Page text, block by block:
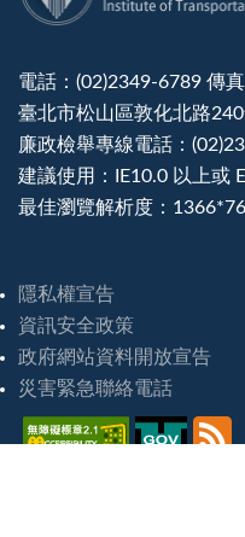
電話：(02)2349-6789 傳
臺北市松山區敦化北路
廉政檢舉專線電話：
建議使用：IE10.0 以上或
最佳瀏覽解析度：
隱私權宣告
資訊安全政策
政府網站資料開放宣告
災害緊急聯絡電話